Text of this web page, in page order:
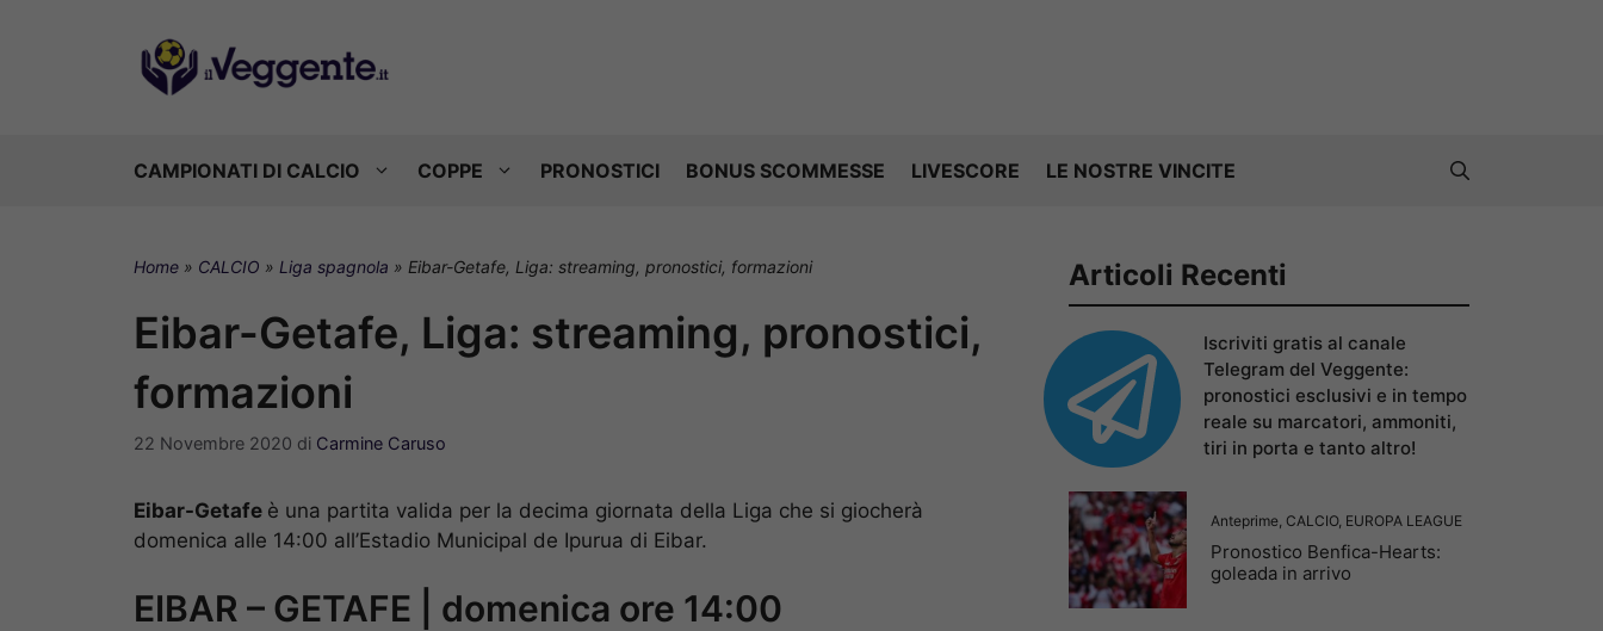
CAMPIONATI DI CALCIO COPPE PRONOSTICI BONUS SCOMMESSE LIVESCORE LE NOSTRE VINCITE
Home » CALCIO » Liga spagnola » Eibar-Getafe, Liga: streaming, pronostici, formazioni
Eibar-Getafe, Liga: streaming, pronostici,
formazioni
22 Novembre 2020 di Carmine Caruso
Eibar-Getafe è una partita valida per la decima giornata della Liga che si giocherà
domenica alle 14:00 all’Estadio Municipal de Ipurua di Eibar.
EIBAR – GETAFE | domenica ore 14:00
Articoli Recenti
Iscriviti gratis al canale
Telegram del Veggente:
pronostici esclusivi e in tempo
reale su marcatori, ammoniti,
tiri in porta e tanto altro!
Anteprime, CALCIO, EUROPA LEAGUE
Pronostico Benfica-Hearts:
goleada in arrivo